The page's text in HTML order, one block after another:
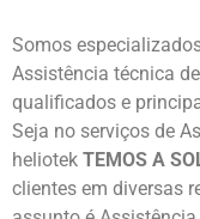
Somos
Assistência técnica
qualificados e
Seja no serviços de
heliotek TEMOS A
clientes em diversas